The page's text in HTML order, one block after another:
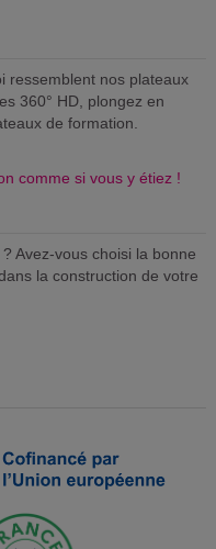
ressemblent nos plateaux
360° HD, plongez en
de formation.
comme si vous y étiez !
Avez-vous choisi la bonne
la construction de votre